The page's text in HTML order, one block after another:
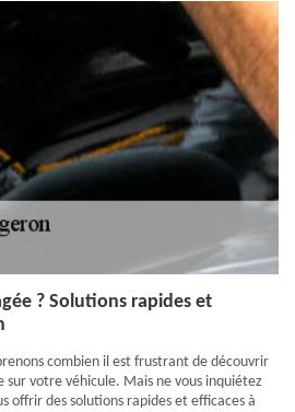
? Solutions rapides et
combien il est frustrant de découvrir
sur votre véhicule. Mais ne vous inquiétez
offrir des solutions rapides et efficaces à